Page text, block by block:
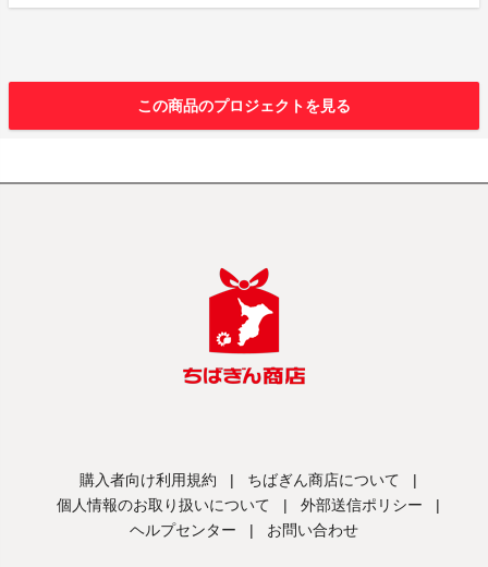
この商品のプロジェクトを見る
購入者向け利用規約 | ちばぎん商店について
|
個人情報のお取り扱いについて
| 外部送信ポリシー
|
ヘルプセンター
| お問い合わせ